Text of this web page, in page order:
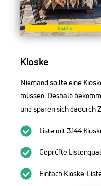
Kioske
Niemand sollte eine
müssen. Deshalb
und sparen sich dadurch
Liste mit 3.144
Geprüfte
Einfach Kioske-